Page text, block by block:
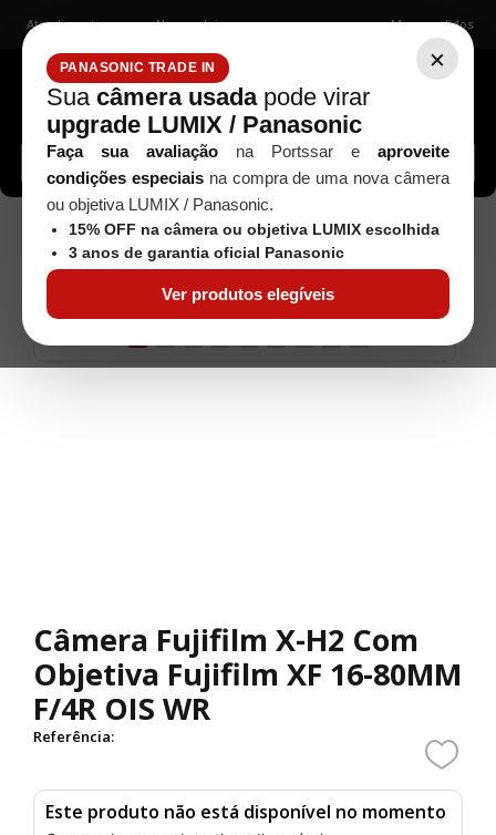
×
PANASONIC TRADE IN
Sua câmera usadapode virar
upgrade LUMIX / Panasonic
Faça sua avaliação na Portssar e aproveite
condições especiaisna compra de uma nova câmera
ou objetiva LUMIX / Panasonic.
15% OFF na câmera ou objetiva LUMIX escolhida
3 anos de garantia oficial Panasonic
Ver produtos elegíveis
Atendimento Nossas lojas Meus pedidos
Buscar câmeras, lentes, acessórios...
Câmeras Fujifilm
Câmera Fujifilm X-H2 Com Objetiva
Fujifilm XF 16-80MM F/4R OIS WR
Câmera Fujifilm X-H2 Com
Objetiva Fujifilm XF 16-80MM
F/4R OIS WR
Referência:
Este produto não está disponível no momento